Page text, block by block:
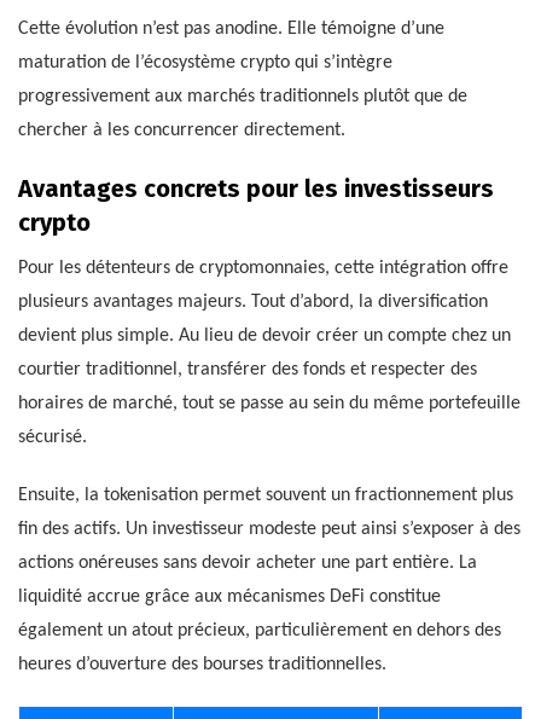
Cette évolution n’est pas anodine. Elle témoigne d’une
maturation de l’écosystème crypto qui s’intègre
progressivement aux marchés traditionnels plutôt que de
chercher à les concurrencer directement.
Avantages concrets pour les investisseurs
crypto
Pour les détenteurs de cryptomonnaies, cette intégration offre
plusieurs avantages majeurs. Tout d’abord, la diversification
devient plus simple. Au lieu de devoir créer un compte chez un
courtier traditionnel, transférer des fonds et respecter des
horaires de marché, tout se passe au sein du même portefeuille
sécurisé.
Ensuite, la tokenisation permet souvent un fractionnement plus
fin des actifs. Un investisseur modeste peut ainsi s’exposer à des
actions onéreuses sans devoir acheter une part entière. La
liquidité accrue grâce aux mécanismes DeFi constitue
également un atout précieux, particulièrement en dehors des
heures d’ouverture des bourses traditionnelles.